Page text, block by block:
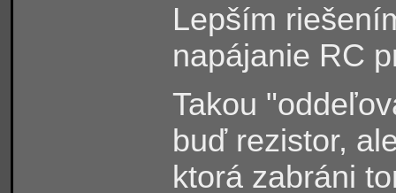
Lepším
napájanie RC
Takou
buď rezistor,
ktorá zabráni